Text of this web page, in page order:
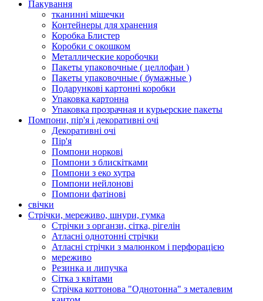
Пакування
тканинні мішечки
Контейнеры для хранения
Коробка Блистер
Коробки с окошком
Металлические коробочки
Пакеты упаковочные ( целлофан )
Пакеты упаковочные ( бумажные )
Подарункові картонні коробки
Упаковка картонна
Упаковка прозрачная и курьерские пакеты
Помпони, пір'я і декоративні очі
Декоративні очі
Пір'я
Помпони норкові
Помпони з блискітками
Помпони з еко хутра
Помпони нейлонові
Помпони фатінові
свічки
Стрічки, мереживо, шнури, гумка
Стрічки з органзи, сітка, рігелін
Атласні однотонні стрічки
Атласні стрічки з малюнком і перфорацією
мереживо
Резинка и липучка
Сітка з квітами
Стрічка коттонова "Однотонна" з металевим